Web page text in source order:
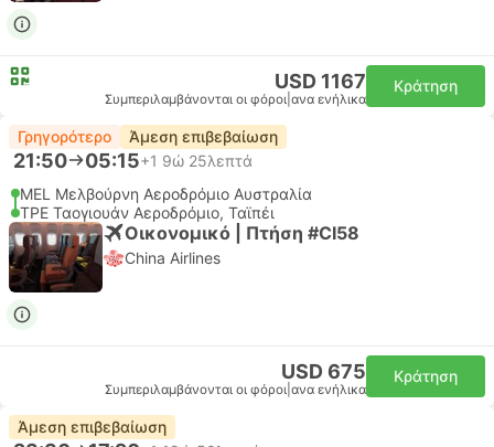
USD 1167
Συμπεριλαμβάνονται οι φόροι ανα ενήλικα
Κράτηση
Γρηγορότερο Άμεση επιβεβαίωση
21:50 05:15+1 9ώ 25λεπτά
MEL Μελβούρνη Αεροδρόμιο Αυστραλία
TPE Ταογιουάν Αεροδρόμιο, Ταϊπέι
Οικονομικό | Πτήση #CI58
China Airlines
USD 675
Συμπεριλαμβάνονται οι φόροι ανα ενήλικα
Κράτηση
Άμεση επιβεβαίωση